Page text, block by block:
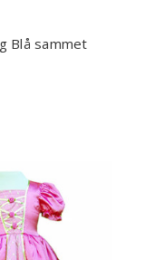
Blå sammet